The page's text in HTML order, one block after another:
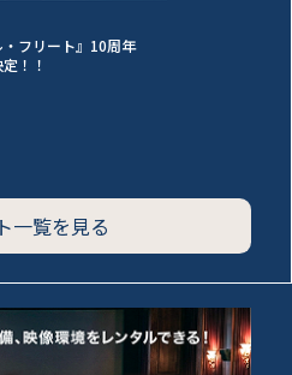
・フリート』10周年
！！
一覧を見る